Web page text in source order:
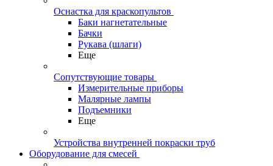
Оснастка для краскопультов
Баки нагнетательные
Бачки
Рукава (шлаги)
Еще
Сопутствующие товары
Измерительные приборы
Малярные лампы
Подъемники
Еще
Устройства внутренней покраски труб
Оборудование для смесей